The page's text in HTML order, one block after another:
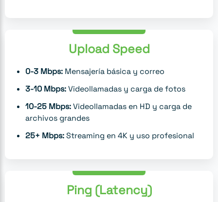
Upload Speed
0-3 Mbps: Mensajería básica y correo
3-10 Mbps:Videollamadas y carga de fotos
10-25 Mbps:Videollamadas en HD y carga de
archivos grandes
25+ Mbps:Streaming en 4K y uso profesional
Ping (Latency)